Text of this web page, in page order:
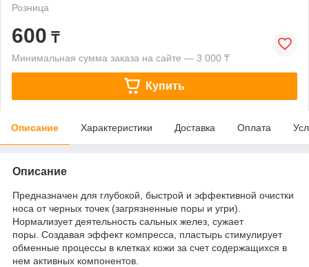
Розница
600 ₸
Минимальная сумма заказа на сайте — 3 000 ₸
Купить
Описание Характеристики Доставка Оплата
Описание
Предназначен для глубокой, быстрой и эффективной очистки
носа от черных точек (загрязненные поры и угри).
Нормализует деятельность сальных желез, сужает
поры. Создавая эффект компресса, пластырь стимулирует
обменные процессы в клетках кожи за счет содержащихся в
нем активных компонентов.